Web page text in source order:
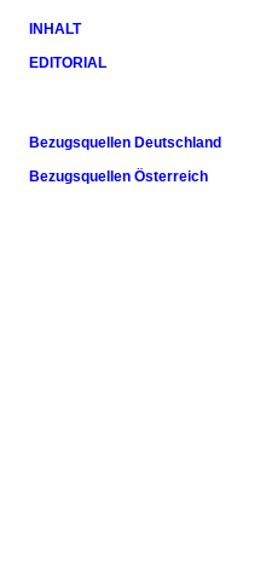
INHALT
EDITORIAL
Bezugsquellen Deutschland
Bezugsquellen Österreich